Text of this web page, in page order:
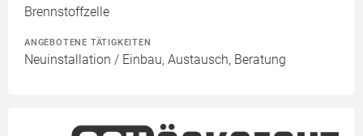
Brennstoffzelle
ANGEBOTENE TÄTIGKEITEN
Neuinstallation / Einbau, Austausch, Beratung